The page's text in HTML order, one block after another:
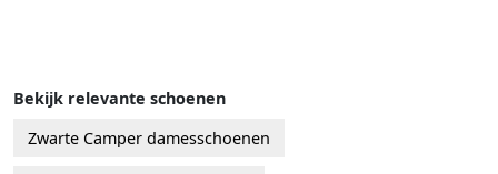
Bekijk relevante schoenen
Zwarte Camper damesschoenen